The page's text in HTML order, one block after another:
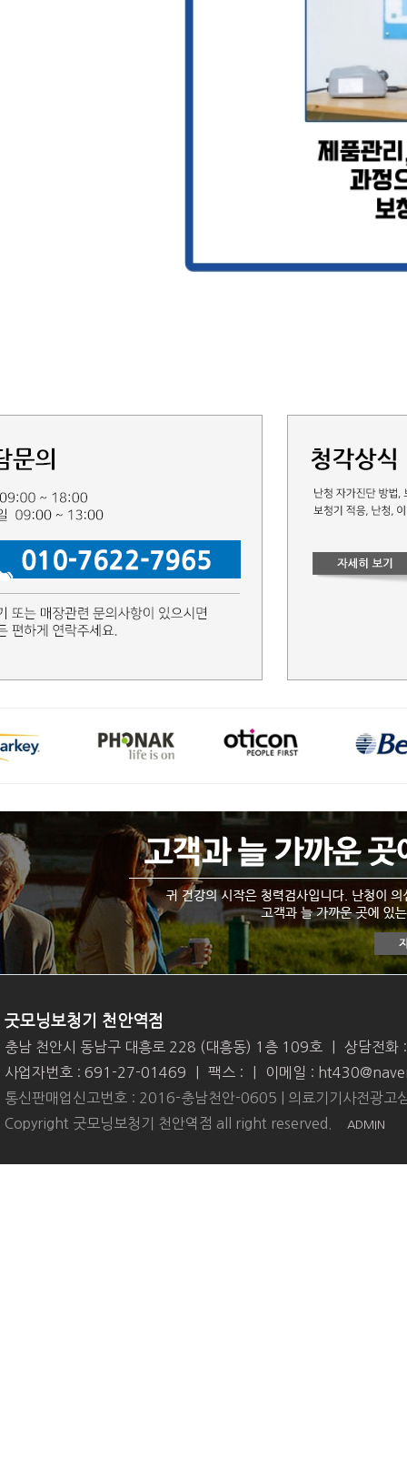
굿모닝보청기 천안역점
충남 천안시 동남구 대흥로 228 (대흥동) 1층 109호
상담전화
사업자번호 : 691-27-01469
팩스 :
이메일 :
통신판매업신고번호 : 2016-충남천안-0605 | 의료기기사전광고
Copyright 굿모닝보청기 천안역점 all right reserved.
ADMIN